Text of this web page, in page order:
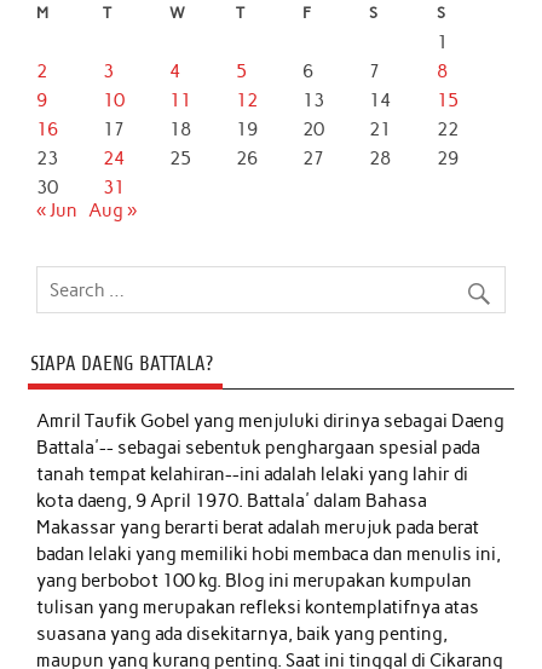
M T W T F S S
1
2
3 4 5 6 7
8
9
10 11 12 13 14
15
16
17 18 19 20 21
22
23
24 25 26 27 28
29
30
31
« Jun Aug »
SIAPA DAENG BATTALA?
Amril Taufik Gobelyang menjuluki dirinya sebagai Daeng
Battala'-- sebagai sebentuk penghargaan spesial pada
tanah tempat kelahiran--ini adalah lelaki yang lahir di
kota daeng, 9 April 1970. Battala' dalam Bahasa
Makassar yang berarti berat adalah merujuk pada berat
badan lelaki yang memiliki hobi membaca dan menulis ini,
yang berbobot 100 kg. Blog ini merupakan kumpulan
tulisan yang merupakan refleksi kontemplatifnya atas
suasana yang ada disekitarnya, baik yang penting,
maupun yang kurang penting. Saat ini tinggal di Cikarang